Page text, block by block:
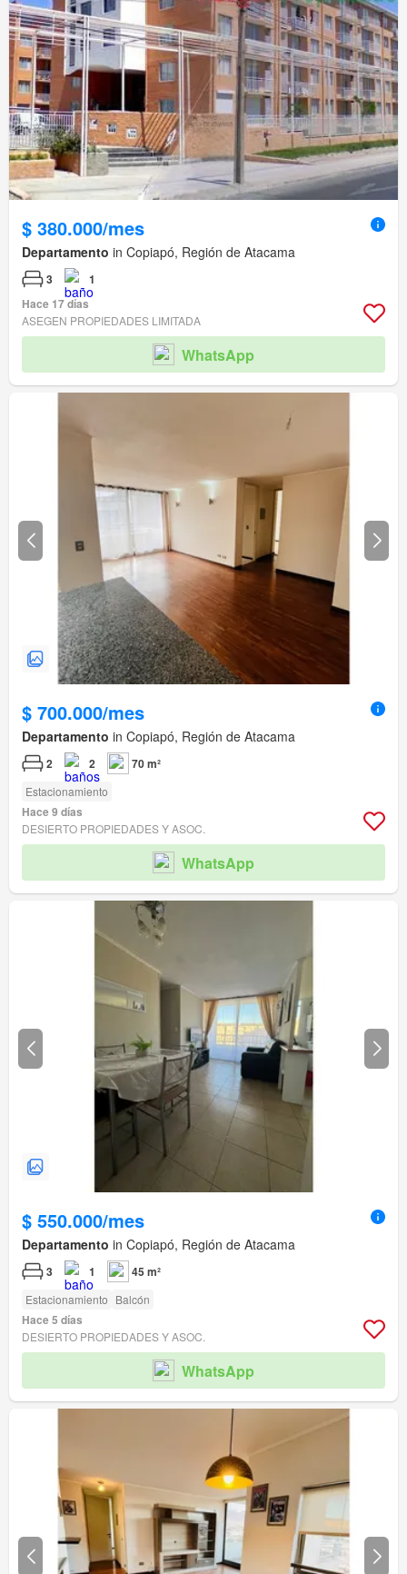
$ 380.000/mes
Departamento in Copiapó, Región de Atacama
3
1
Hace 17 días
ASEGEN PROPIEDADES LIMITADA
WhatsApp
$ 700.000/mes
Departamento in Copiapó, Región de Atacama
2 2 70 m²
Estacionamiento
Hace 9 días
DESIERTO PROPIEDADES Y ASOC.
WhatsApp
$ 550.000/mes
Departamento in Copiapó, Región de Atacama
3 1 45 m²
Estacionamiento Balcón
Hace 5 días
DESIERTO PROPIEDADES Y ASOC.
WhatsApp